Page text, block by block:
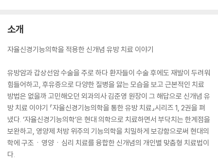
소개
자율신경기능의학을 적용한 신개념 유방 치료 이야기
유방암과 갑상선암 수술을 주로 하다 환자들이 수술 후에도 재발이 두려워
힘들어하고, 후유증으로 다양한 질병을 앓는 모습을 보고 근본적인 치료
방법은 없을까 고민해오던 외과의사 김준영 원장이 그 해답으로 신개념 유
방 치료 이야기 『자율신경기능의학을 통한 유방 치료』시리즈 1, 2권을 펴
냈다. ‘자율신경기능의학’은 현대 의학으로 치료하면서 부닥치는 한계점을
보완하고, 영양제 처방 위주의 기능의학을 치밀하게 보강함으로써 현대의
학에 구조ㆍ영양ㆍ심리 치료를 융합한 신개념의 개인별 맞춤형 치료법이
다.